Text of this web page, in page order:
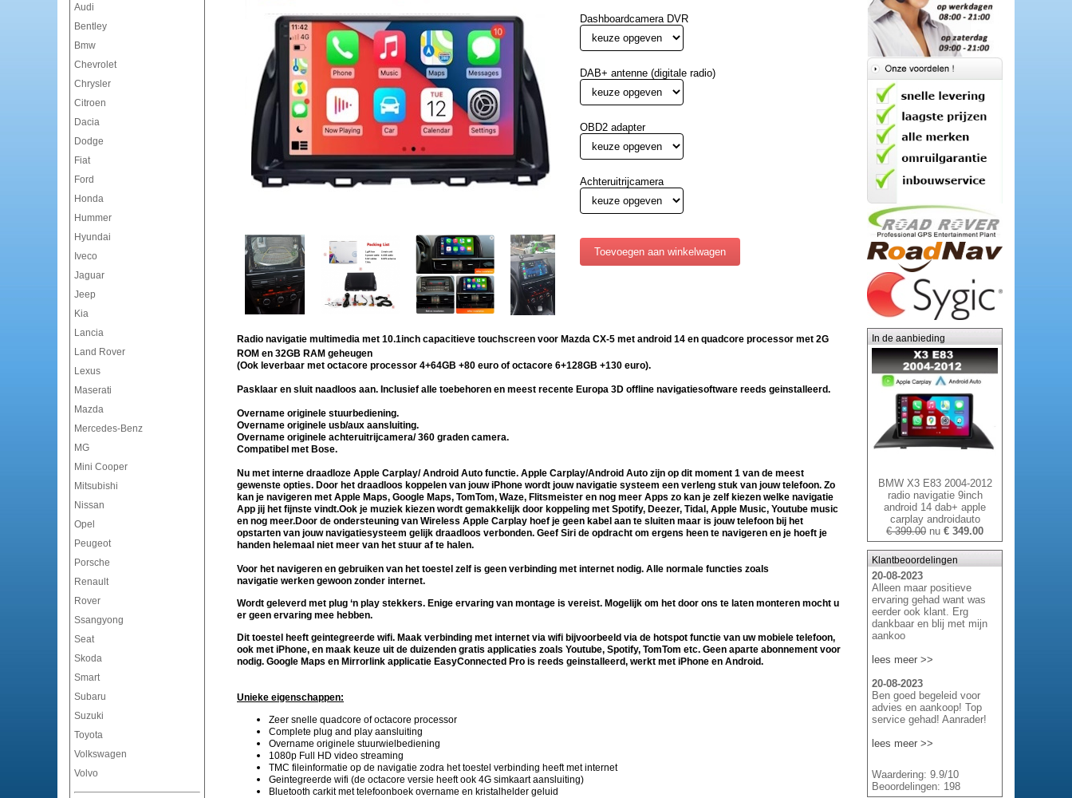
Audi
Bentley
Bmw
Chevrolet
Chrysler
Citroen
Dacia
Dodge
Fiat
Ford
Honda
Hummer
Hyundai
Iveco
Jaguar
Jeep
Kia
Lancia
Land Rover
Lexus
Maserati
Mazda
Mercedes-Benz
MG
Mini Cooper
Mitsubishi
Nissan
Opel
Peugeot
Porsche
Renault
Rover
Ssangyong
Seat
Skoda
Smart
Subaru
Suzuki
Toyota
Volkswagen
Volvo
Dashboardcamera DVR
DAB+ antenne (digitale radio)
OBD2 adapter
Achteruitrijcamera
Radio navigatie multimedia met 10.1inch capacitieve touchscreen voor Mazda CX-5 met android 14 en quadcore processor met 2G
ROM en 32GB RAM geheugen
(Ook leverbaar met octacore processor 4+64GB +80 euro of octacore 6+128GB +130 euro).
Pasklaar en sluit naadloos aan. Inclusief alle toebehoren en meest recente Europa 3D offline navigatiesoftware reeds geinstalleerd.
Overname originele stuurbediening.
Overname originele usb/aux aansluiting.
Overname originele achteruitrijcamera/ 360 graden camera.
Compatibel met Bose.
Nu met interne draadloze Apple Carplay/ Android Auto functie. Apple Carplay/Android Auto zijn op dit moment 1 van de meest
gewenste opties. Door het draadloos koppelen van jouw iPhone wordt jouw navigatie systeem een verleng stuk van jouw telefoon. Zo
kan je navigeren met Apple Maps, Google Maps, TomTom, Waze, Flitsmeister en nog meer Apps zo kan je zelf kiezen welke navigatie
App jij het fijnste vindt.Ook je muziek kiezen wordt gemakkelijk door koppeling met Spotify, Deezer, Tidal, Apple Music, Youtube music
en nog meer.Door de ondersteuning van Wireless Apple Carplay hoef je geen kabel aan te sluiten maar is jouw telefoon bij het
opstarten van jouw navigatiesysteem gelijk draadloos verbonden. Geef Siri de opdracht om ergens heen te navigeren en je hoeft je
handen helemaal niet meer van het stuur af te halen.
Voor het navigeren en gebruiken van het toestel zelf is geen verbinding met internet nodig. Alle normale functies zoals
navigatie werken gewoon zonder internet.
Wordt geleverd met plug ‘n play stekkers. Enige ervaring van montage is vereist. Mogelijk om het door ons te laten monteren mocht u
er geen ervaring mee hebben.
Dit toestel heeft geintegreerde wifi. Maak verbinding met internet via wifi bijvoorbeeld via de hotspot functie van uw mobiele telefoon,
ook met iPhone, en maak keuze uit de duizenden gratis applicaties zoals Youtube, Spotify, TomTom etc. Geen aparte abonnement voor
nodig. Google Maps en Mirrorlink applicatie EasyConnected Pro is reeds geinstalleerd, werkt met iPhone en Android.
Unieke eigenschappen:
Zeer snelle quadcore of octacore processor
Complete plug and play aansluiting
Overname originele stuurwielbediening
1080p Full HD video streaming
TMC fileinformatie op de navigatie zodra het toestel verbinding heeft met internet
Geintegreerde wifi (de octacore versie heeft ook 4G simkaart aansluiting)
Bluetooth carkit met telefoonboek overname en kristalhelder geluid
In de aanbieding
BMW X3 E83 2004-2012
radio navigatie 9inch
android 14 dab+ apple
carplay androidauto
€ 399.00 nu € 349.00
Klantbeoordelingen
20-08-2023
Alleen maar positieve
ervaring gehad want was
eerder ook klant. Erg
dankbaar en blij met mijn
aankoo
lees meer >>
20-08-2023
Ben goed begeleid voor
advies en aankoop! Top
service gehad! Aanrader!
lees meer >>
Waardering: 9.9/10
Beoordelingen: 198